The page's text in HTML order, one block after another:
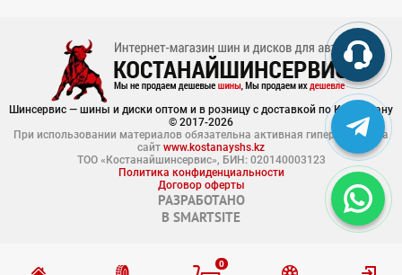
0
Шинсервис — шины и диски оптом и в розницу с доставкой по Казахстану
© 2017-2026
При использовании материалов обязательна активная гиперссылка на
сайт www.kostanayshs.kz
ТОО «Костанайшинсервис», БИН: 020140003123
Политика конфиденциальности
Договор оферты
РАЗРАБОТАНО
В SMARTSITE